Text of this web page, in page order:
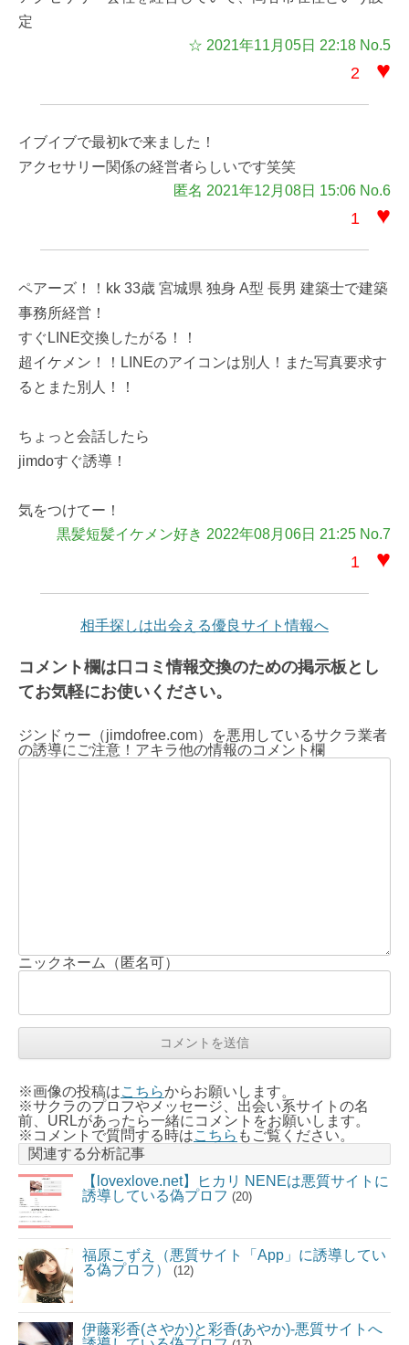
定
☆ 2021年11月05日 22:18 No.5
2 ♥
イブイブで最初kで来ました！
アクセサリー関係の経営者らしいです笑笑
匿名 2021年12月08日 15:06 No.6
1 ♥
ペアーズ！！kk 33歳 宮城県 独身 A型 長男 建築士で建築
事務所経営！
すぐLINE交換したがる！！
超イケメン！！LINEのアイコンは別人！また写真要求す
るとまた別人！！
ちょっと会話したら
jimdoすぐ誘導！
気をつけてー！
黒髪短髪イケメン好き 2022年08月06日 21:25 No.7
1 ♥
相手探しは出会える優良サイト情報へ
コメント欄は口コミ情報交換のための掲示板とし
てお気軽にお使いください。
ジンドゥー（jimdofree.com）を悪用しているサクラ業者
の誘導にご注意！アキラ他の情報のコメント欄
ニックネーム（匿名可）
※画像の投稿はこちらからお願いします。
※サクラのプロフやメッセージ、出会い系サイトの名
前、URLがあったら一緒にコメントをお願いします。
※コメントで質問する時はこちら もご覧ください。
関連する分析記事
【lovexlove.net】ヒカリ NENEは悪質サイトに
誘導している偽プロフ (20)
福原こずえ（悪質サイト「App」に誘導してい
る偽プロフ）
(12)
伊藤彩香(さやか)と彩香(あやか)-悪質サイトへ